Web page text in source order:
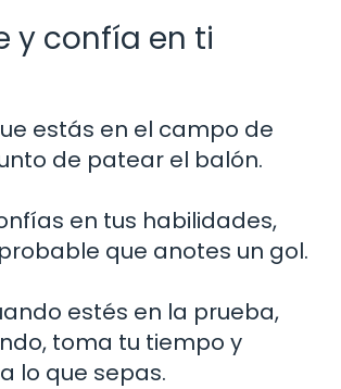
y confía en ti
estás en el campo de
de patear el balón.
en tus habilidades,
que anotes un gol.
estés en la prueba,
toma tu tiempo y
lo que sepas.